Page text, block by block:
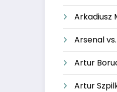
Arkadiusz
Arsenal
Artur
Artur